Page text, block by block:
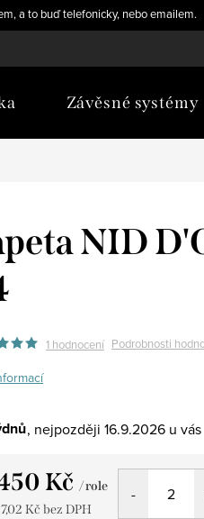
a to buď telefonicky, nebo emailem.
Závěsné systémy
NID
1 hodnocení Podrobnosti
16.9.2026
Kč / role
Kč bez DPH